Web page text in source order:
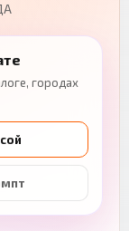
городах